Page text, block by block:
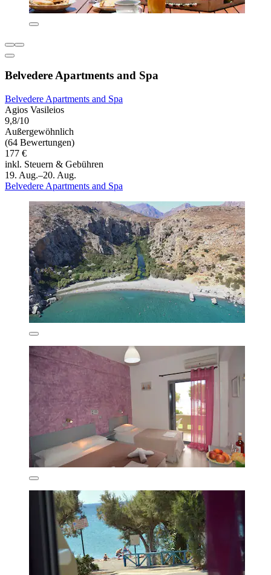
Belvedere Apartments and Spa
Belvedere Apartments and Spa
Agios Vasileios
9,8/10
Außergewöhnlich
(64 Bewertungen)
177 €
inkl. Steuern & Gebühren
19. Aug.–20. Aug.
Belvedere Apartments and Spa